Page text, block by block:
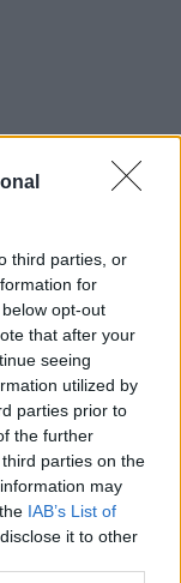
third parties, or
for
opt-out
that after your
seeing
utilized by
parties prior to
the further
parties on the
may
IAB’s List of
it to other